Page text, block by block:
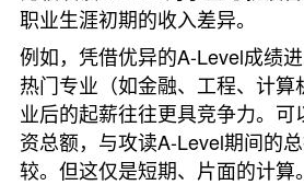
职业生涯初期的收入差异。
例如，凭借优异的A-Level成绩
热门专业（如金融、工程、计算
业后的起薪往往更具竞争力。
资总额，与攻读A-Level期间的
较。但这仅是短期、片面的计算。